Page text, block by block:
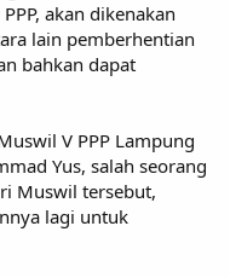
akan dikenakan
lain pemberhentian
bahkan dapat
V PPP Lampung
Yus, salah seorang
Muswil tersebut,
lagi untuk